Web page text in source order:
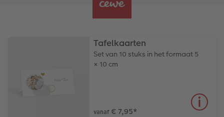
Tafelkaarten
Set van 10 stuks in het formaat 5
× 10 cm
vanaf € 7,95*